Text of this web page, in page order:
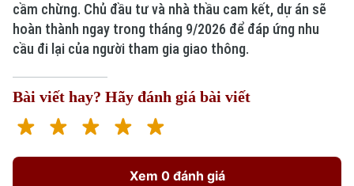
cầm chừng. Chủ đầu tư và nhà thầu cam kết, dự án sẽ
hoàn thành ngay trong tháng 9/2026 để đáp ứng nhu
cầu đi lại của người tham gia giao thông.
Bài viết hay? Hãy đánh giá bài viết
Xem 0 đánh giá